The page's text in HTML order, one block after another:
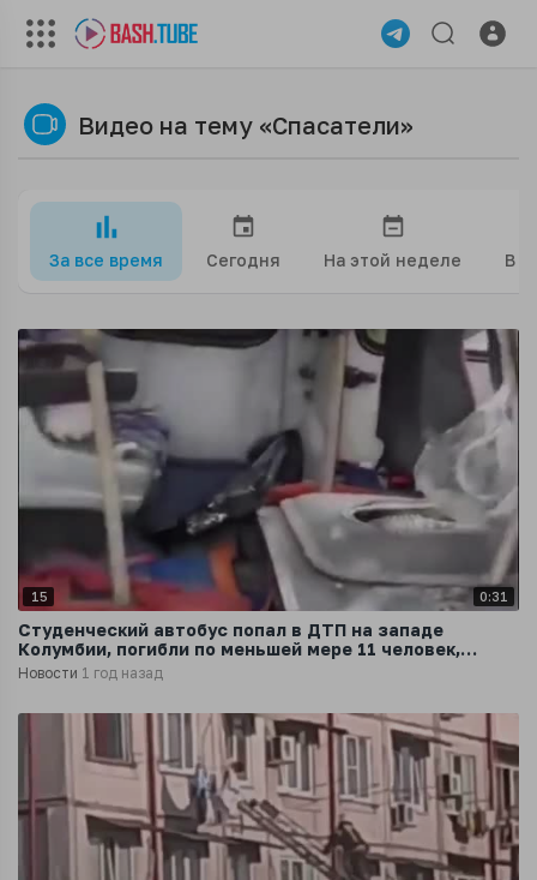
Видео на тему «Спасатели»
За все время Сегодня На этой неделе В
15 0:31
Студенческий автобус попал в ДТП на западе
Колумбии, погибли по меньшей мере 11 человек,
передает RCN
Новости 1 год назад